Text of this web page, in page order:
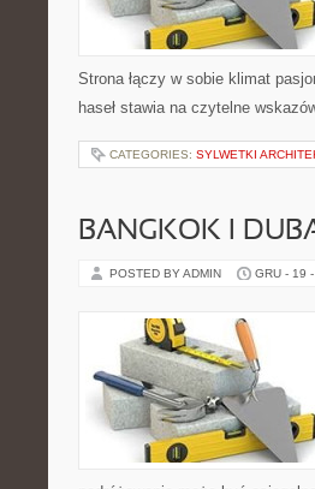
Strona łączy w sobie klimat
haseł stawia na czytelne
CATEGORIES: SYLWETKI
BANGKOK I
POSTED BY ADMIN GRU - 19